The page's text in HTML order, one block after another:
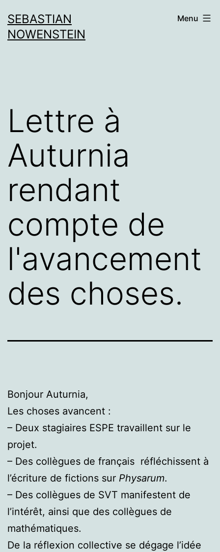
au
contenu
SEBASTIAN
NOWENSTEIN
Menu
Lettre à
Auturnia
rendant
compte de
l'avancement
des choses.
Bonjour Auturnia,
Les choses avancent :
– Deux stagiaires ESPE travaillent sur le
projet.
– Des collègues de français réfléchissent à
l’écriture de fictions sur Physarum.
– Des collègues de SVT manifestent de
l’intérêt, ainsi que des collègues de
mathématiques.
De la réflexion collective se dégage l’idée